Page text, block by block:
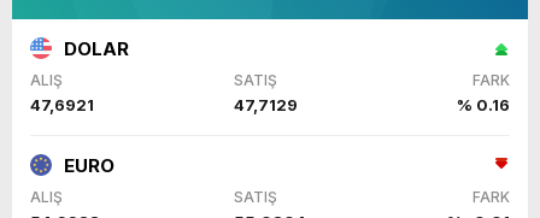
DOLAR
ALIŞ SATIŞ FARK
47,6921 47,7129 % 0.16
EURO
ALIŞ SATIŞ FARK